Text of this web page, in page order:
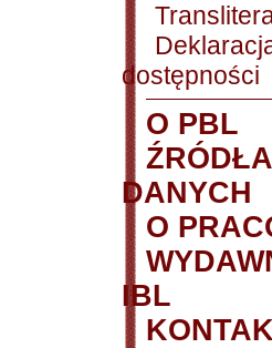
dostępności
O PBL
ŹRÓDŁA
DANYCH
O
IBL